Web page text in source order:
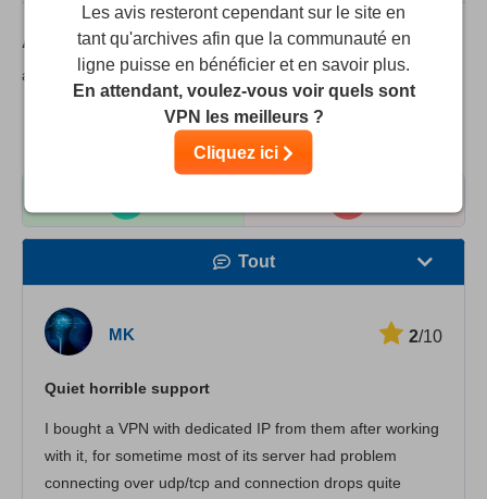
Avis des utilisateurs surVPNShazam
avis des utilisateurs ne sont pas vérifiés)
8.0 Basé sur
dans 1 langues
Tout
Іervice client
MK 2/10
Quiet horrible support
I bought a VPN with dedicated IP from them after working
with it, for sometime most of its server had problem
connecting over udp/tcp and connection drops quite
Les avis resteront cependant sur le site en
tant qu'archives afin que la communauté en
ligne puisse en bénéficier et en savoir plus.
En attendant, voulez-vous voir quels sont
VPN les meilleurs ?
Cliquez ici